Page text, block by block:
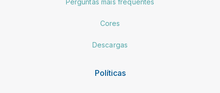
Perguntas mais frequentes
Cores
Descargas
Políticas